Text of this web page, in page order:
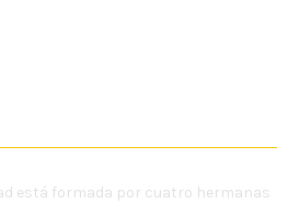
está formada por cuatro hermanas